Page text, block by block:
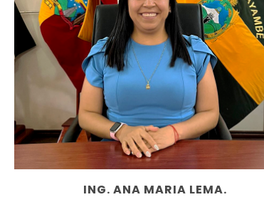
ING. ANA MARIA LEMA.